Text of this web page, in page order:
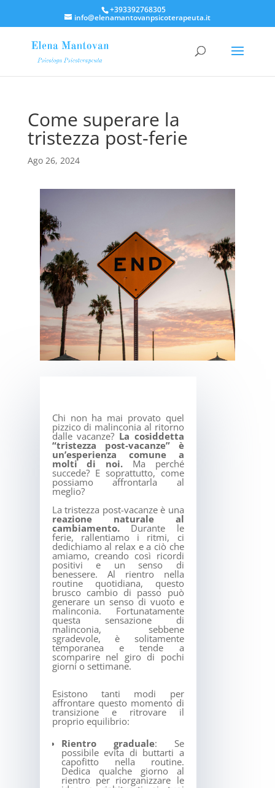
+393392768305
info@elenamantovanpsicoterapeuta.it
Come superare la
tristezza post-ferie
Ago 26, 2024
Chi non ha mai provato quel
pizzico di malinconia al ritorno
dalle vacanze? La cosiddetta
“tristezza post-vacanze” è
un’esperienza comune a
molti di noi. Ma perché
succede? E soprattutto, come
possiamo affrontarla al
meglio?
La tristezza post-vacanze è una
reazione naturale al
cambiamento.Durante le
ferie, rallentiamo i ritmi, ci
dedichiamo al relax e a ciò che
amiamo, creando così ricordi
positivi e un senso di
benessere. Al rientro nella
routine quotidiana, questo
brusco cambio di passo può
generare un senso di vuoto e
malinconia. Fortunatamente
questa sensazione di
malinconia, sebbene
sgradevole, è solitamente
temporanea e tende a
scomparire nel giro di pochi
giorni o settimane.
Esistono tanti modi per
affrontare questo momento di
transizione e ritrovare il
proprio equilibrio:
Rientro graduale: Se
possibile evita di buttarti a
capofitto nella routine.
Dedica qualche giorno al
rientro per riorganizzare le